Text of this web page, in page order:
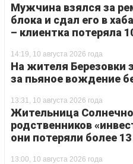
Мужчина взялся за
блока и сдал его в
– клиентка потеряла
14:19, 10 августа 2026 года
На жителя Березовки
за пьяное вождение
13:31, 10 августа 2026 года
Жительница
родственников
они потеряли более
13:00, 10 августа 2026 года